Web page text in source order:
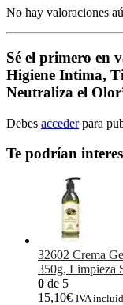
No hay valoraciones
Sé el primero en
Higiene Intima,
Neutraliza el
Debes accederpara
Te podrían
32602 Crema
350g, Limpieza
0 de 5
15,10€ IVA